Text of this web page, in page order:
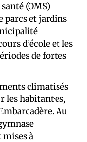
(OMS)
parcs et jardins
d’école et les
de fortes
climatisés
habitant·es,
Au
mises à